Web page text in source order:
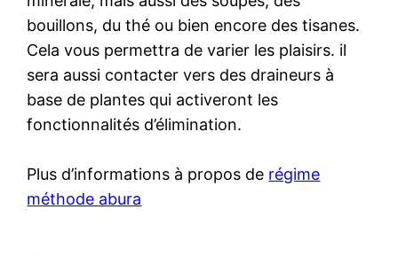
bouillons, du thé ou bien encore des tisanes.
Cela vous permettra de varier les plaisirs. il
sera aussi contacter vers des draineurs à
base de plantes qui activeront les
fonctionnalités d’élimination.
Plus d’informations à propos de régime
méthode abura